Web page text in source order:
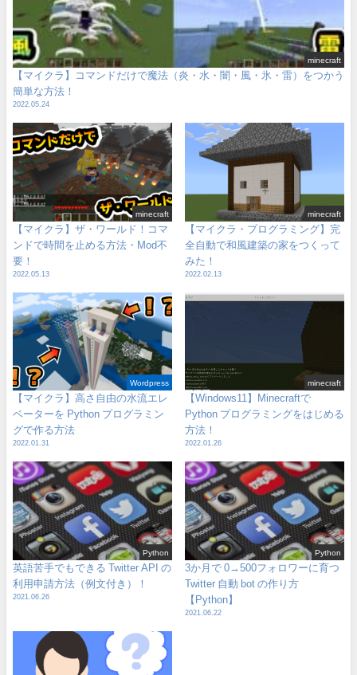
minecraft
【マイクラ】コマンドだけで魔法（炎・水・闇・風・氷・雷）をつかう
簡単な方法！
2022.05.24
minecraft
【マイクラ】ザ・ワールド！コマ
ンドで時間を止める方法・Mod不
要！
2022.05.13
minecraft
【マイクラ・プログラミング】完
全自動で和風建築の家をつくって
みた！
2022.02.13
Wordpress
【マイクラ】高さ自由の水流エレ
ベーターを Python プログラミン
グで作る方法
2022.01.31
minecraft
【Windows11】Minecraftで
Python プログラミングをはじめる
方法！
2022.01.26
Python
英語苦手でもできる Twitter API の
利用申請方法（例文付き）！
2021.06.26
Python
3か月で 0→500フォロワーに育つ
Twitter 自動 bot の作り方
【Python】
2021.06.22